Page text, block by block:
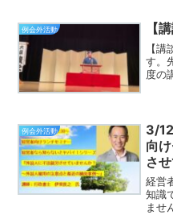
例会外活動 【
【
す。
度の
影し
例会外活動
3/
向
さ
の
経営
知識
ませ